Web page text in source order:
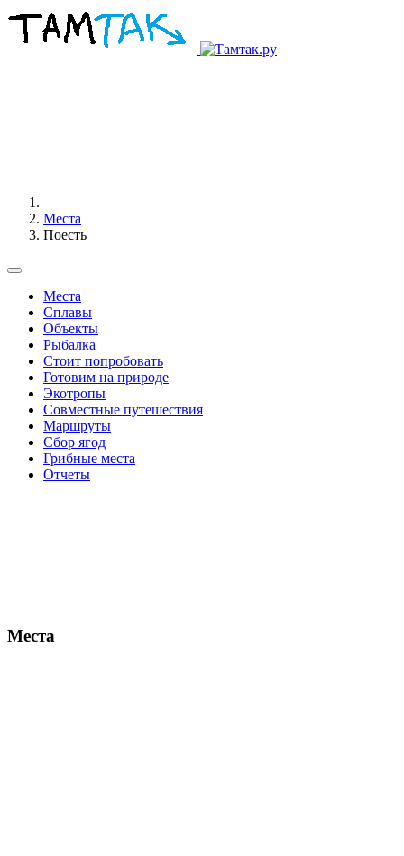
Места
Поесть
Места
Сплавы
Объекты
Рыбалка
Стоит попробовать
Готовим на природе
Экотропы
Совместные путешествия
Маршруты
Сбор ягод
Грибные места
Отчеты
Места